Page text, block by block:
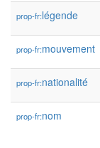
prop-fr:légende
prop-fr:mouvement
prop-fr:nationalité
prop-fr:nom